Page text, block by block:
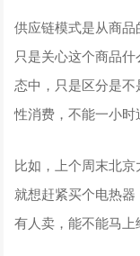
供应链模式是从商
只是关心这个商品
态中，只是区分是
性消费，不能一小时
比如，上个周末北
就想赶紧买个电热
有人卖，能不能马上